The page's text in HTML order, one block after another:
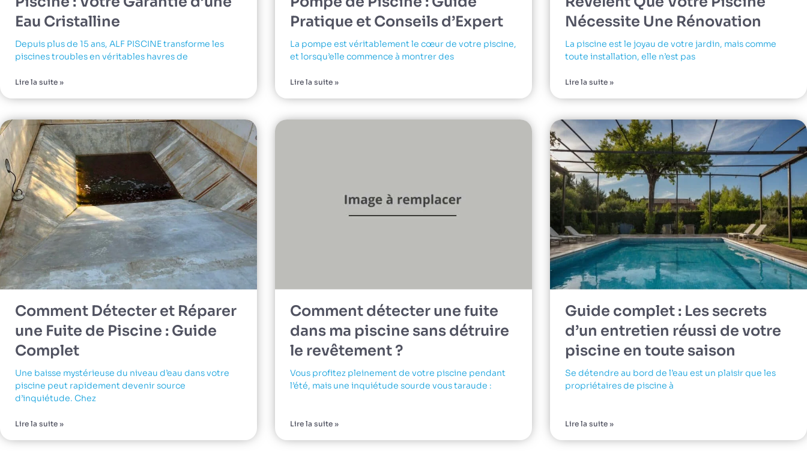
Eau Cristalline
Depuis plus de 15 ans, ALF PISCINE transforme les
piscines troubles en véritables havres de
Lire la suite »
Pratique et Conseils d’Expert
La pompe est véritablement le cœur de votre piscine,
et lorsqu’elle commence à montrer des
Lire la suite »
Nécessite Une Rénovation
La piscine est le joyau de votre jardin, mais comme
toute installation, elle n’est pas
Lire la suite »
Comment Détecter et Réparer
une Fuite de Piscine : Guide
Complet
Une baisse mystérieuse du niveau d’eau dans votre
piscine peut rapidement devenir source
d’inquiétude. Chez
Lire la suite »
Comment détecter une fuite
dans ma piscine sans détruire
le revêtement ?
Vous profitez pleinement de votre piscine pendant
l’été, mais une inquiétude sourde vous taraude :
Lire la suite »
Guide complet : Les secrets
d’un entretien réussi de votre
piscine en toute saison
Se détendre au bord de l’eau est un plaisir que les
propriétaires de piscine à
Lire la suite »